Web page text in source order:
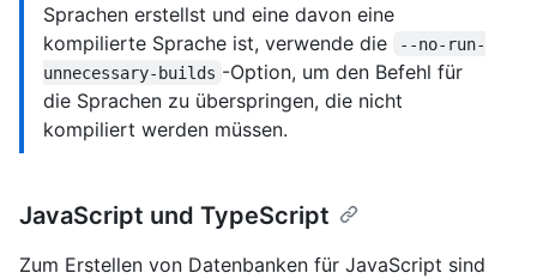
Sprachen erstellst und eine davon eine
kompilierte Sprache ist, verwende die
--no-run-
unnecessary-builds -Option, um den Befehl für
die Sprachen zu überspringen, die nicht
kompiliert werden müssen.
JavaScript und TypeScript
Zum Erstellen von Datenbanken für JavaScript sind